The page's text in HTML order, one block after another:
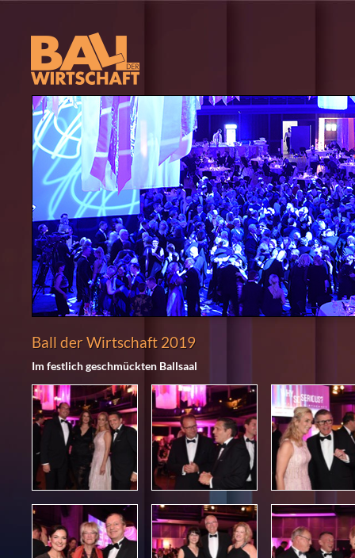
Ball der Wirtschaft 2019
Im festlich geschmückten Ballsaal